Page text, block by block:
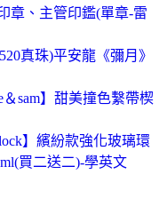
章、主管印鑑(單章-雷
真珠)平安龍《彌月》
＆sam】甜美撞色繫帶楔
】繽紛款強化玻璃環
買二送二)-學英文